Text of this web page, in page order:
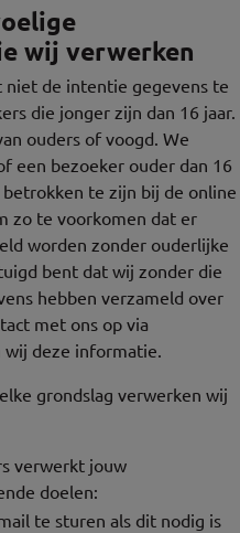
wij verwerken
de intentie gegevens te
die jonger zijn dan 16 jaar.
ouders of voogd. We
een bezoeker ouder dan 16
betrokken te zijn bij de online
zo te voorkomen dat er
worden zonder ouderlijke
bent dat wij zonder die
hebben verzameld over
met ons op via
wij deze informatie.
grondslag verwerken wij
verwerkt jouw
doelen:
te sturen als dit nodig is